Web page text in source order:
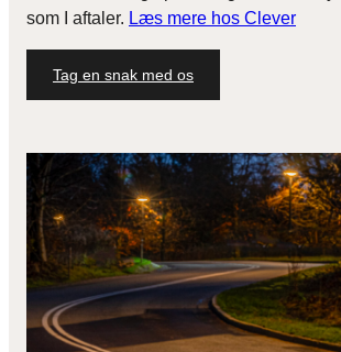
som I aftaler. Læs mere hos Clever
Tag en snak med os